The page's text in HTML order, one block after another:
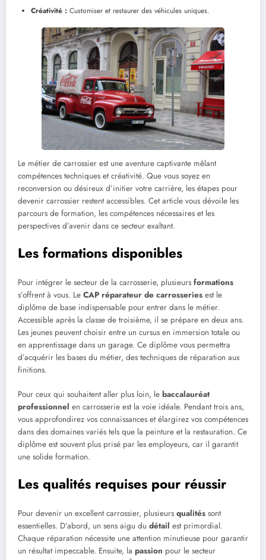
Créativité : Customiser et restaurer des véhicules uniques.
Le métier de carrossier est une aventure captivante mêlant
compétences techniques et créativité. Que vous soyez en
reconversion ou désireux d’initier votre carrière, les étapes pour
devenir carrossier restent accessibles. Cet article vous dévoile les
parcours de formation, les compétences nécessaires et les
perspectives d’avenir dans ce secteur exaltant.
Les formations disponibles
Pour intégrer le secteur de la carrosserie, plusieurs formations
s’offrent à vous. Le CAP réparateur de carrosseries est le
diplôme de base indispensable pour entrer dans le métier.
Accessible après la classe de troisième, il se prépare en deux ans.
Les jeunes peuvent choisir entre un cursus en immersion totale ou
en apprentissage dans un garage. Ce diplôme vous permettra
d’acquérir les bases du métier, des techniques de réparation aux
finitions.
Pour ceux qui souhaitent aller plus loin, le baccalauréat
professionnel en carrosserie est la voie idéale. Pendant trois ans,
vous approfondirez vos connaissances et élargirez vos compétences
dans des domaines variés tels que la peinture et la restauration. Ce
diplôme est souvent plus prisé par les employeurs, car il garantit
une solide formation.
Les qualités requises pour réussir
Pour devenir un excellent carrossier, plusieurs qualités sont
essentielles. D’abord, un sens aigu du détail est primordial.
Chaque réparation nécessite une attention minutieuse pour garantir
un résultat impeccable. Ensuite, la passion pour le secteur